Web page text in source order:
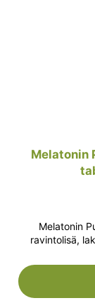
Melatonin
Melatonin
ravintolisä,